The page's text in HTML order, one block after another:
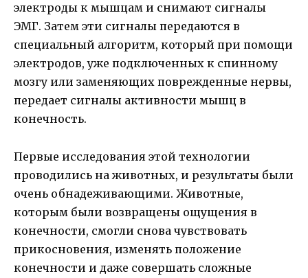
электроды к мышцам и снимают сигналы
ЭМГ. Затем эти сигналы передаются в
специальный алгоритм, который при помощи
электродов, уже подключенных к спинному
мозгу или заменяющих поврежденные нервы,
передает сигналы активности мышц в
конечность.
Первые исследования этой технологии
проводились на животных, и результаты были
очень обнадеживающими. Животные,
которым были возвращены ощущения в
конечности, смогли снова чувствовать
прикосновения, изменять положение
конечности и даже совершать сложные